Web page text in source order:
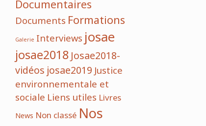
Documentaires
DocumentsFormations
Galerie Interviewsjosae
josae2018Josae2018-
vidéosjosae2019Justice
environnementale et
socialeLiens utiles Livres
News Non classé Nos